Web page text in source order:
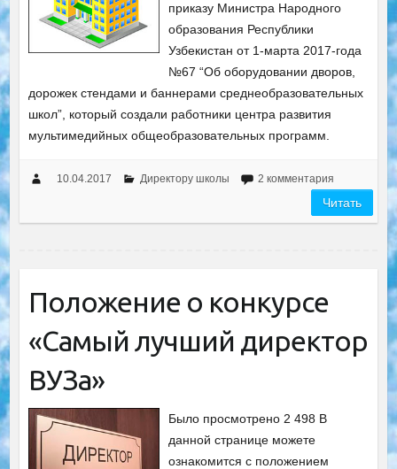
приказу Министра Народного
образования Республики
Узбекистан от 1-марта 2017-года
№67 “Об оборудовании дворов,
дорожек стендами и баннерами среднеобразовательных
школ”, который создали работники центра развития
мультимедийных общеобразовательных программ.
10.04.2017 Директору школы 2 комментария
Читать
Положение о конкурсе
«Самый лучший директор
ВУЗа»
Было просмотрено 2 498 В
данной странице можете
ознакомится с положением